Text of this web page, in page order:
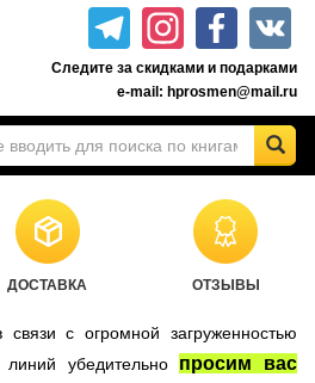
Следите за скидками и подарками
e-mail: hprosmen@mail.ru
Поттере
7 книг Росмэн
ДОСТАВКА ОТЗЫВЫ
с огромной загруженностью
линий убедительно просим вас